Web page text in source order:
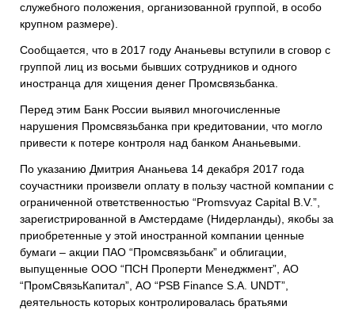
служебного положения, организованной группой, в особо
крупном размере).
Сообщается, что в 2017 году Ананьевы вступили в сговор с
группой лиц из восьми бывших сотрудников и одного
иностранца для хищения денег Промсвязьбанка.
Перед этим Банк России выявил многочисленные
нарушения Промсвязьбанка при кредитовании, что могло
привести к потере контроля над банком Ананьевыми.
По указанию Дмитрия Ананьева 14 декабря 2017 года
соучастники произвели оплату в пользу частной компании с
ограниченной ответственностью “Promsvyaz Capital B.V.”,
зарегистрированной в Амстердаме (Нидерланды), якобы за
приобретенные у этой иностранной компании ценные
бумаги – акции ПАО “Промсвязьбанк” и облигации,
выпущенные ООО “ПСН Проперти Менеджмент”, АО
“ПромСвязьКапитал”, АО “PSB Finance S.A. UNDT”,
деятельность которых контролировалась братьями